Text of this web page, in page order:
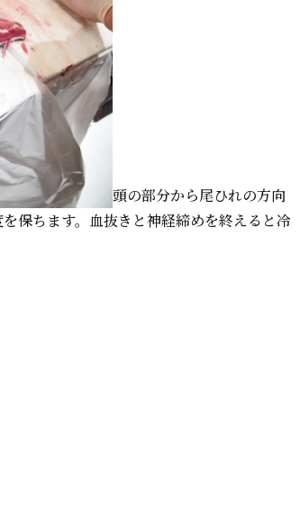
頭の部分から尾ひれの方向
保ちます。血抜きと神経締めを終えると冷